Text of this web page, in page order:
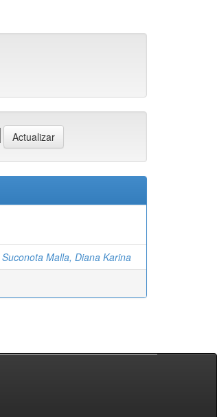
Suconota Malla, Diana Karina